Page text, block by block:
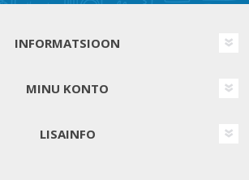
INFORMATSIOON
MINU KONTO
LISAINFO